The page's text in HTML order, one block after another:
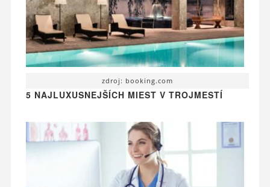
zdroj: booking.com
5 NAJLUXUSNEJŠÍCH MIEST V TROJMESTÍ